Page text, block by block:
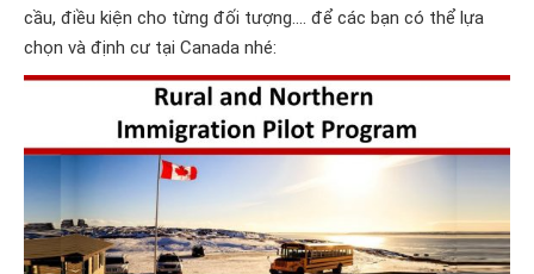
cầu, điều kiện cho từng đối tượng.... để các bạn có thể lựa
chọn và định cư tại Canada nhé: